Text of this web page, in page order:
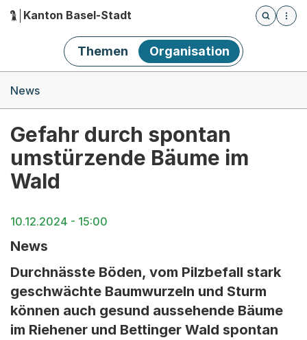
Hauptnavigation
Kanton Basel-Stadt
Öffnet
Themen Organisation
News
Gefahr durch spontan
umstürzende Bäume im
Wald
10.12.2024 - 15:00
News
Durchnässte Böden, vom Pilzbefall stark
geschwächte Baumwurzeln und Sturm
können auch gesund aussehende Bäume
im Riehener und Bettinger Wald spontan